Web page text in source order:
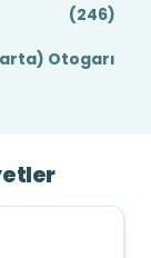
(246)
Otogarı